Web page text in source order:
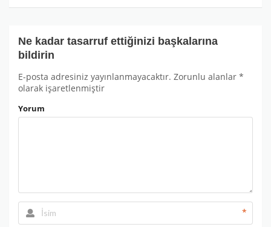
Ne kadar tasarruf ettiğinizi başkalarına
bildirin
E-posta adresiniz yayınlanmayacaktır. Zorunlu alanlar *
olarak işaretlenmiştir
Yorum
*